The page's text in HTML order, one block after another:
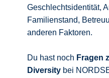
Geschlechtsidentität,
Familienstand,
anderen Faktoren.
Du hast noch Fragen
Diversity bei